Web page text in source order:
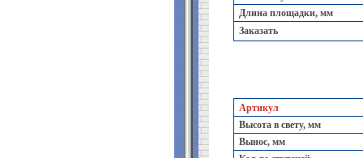
Длина площадки, мм
Заказать
Артикул
Высота в свету, мм
Вынос, мм